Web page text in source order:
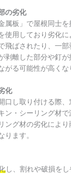
の劣化
属板」で屋根同士
使用しており劣化
飛ばされたり、一
剥離した部分や釘
がる可能性が高くな
化
口し取り付ける際
ン・シーリング材で
ング材の劣化により
ります。
し、割れや破損を